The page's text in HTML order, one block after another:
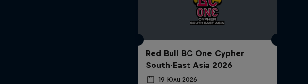
Red Bull BC One Cypher
South-East Asia 2026
19 Юли 2026